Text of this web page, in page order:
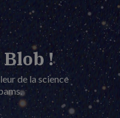
!
de la science